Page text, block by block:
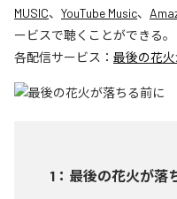
MUSIC、 YouTube Music、
ービスで聴くことができる。
各配信サービス： 最後の花
1 ： 最後の花火が落